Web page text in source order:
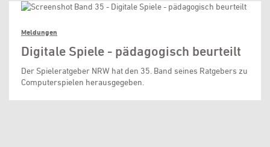
Meldungen
Digitale Spiele - pädagogisch beurteilt
Der Spieleratgeber NRW hat den 35. Band seines Ratgebers zu
Computerspielen herausgegeben.